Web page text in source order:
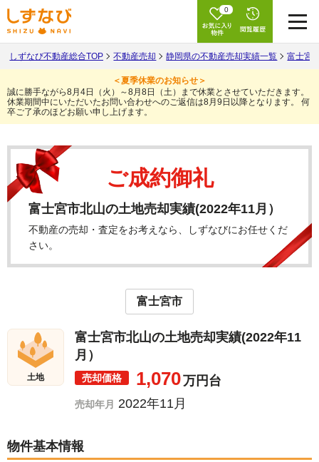
0
しずなび不動産総合TOP 不動産売却 静岡県の不動産売却実績一覧 富士宮
＜夏季休業のお知らせ＞
誠に勝手ながら8月4日（火）～8月8日（土）まで休業とさせていただきます。
休業期間中にいただいたお問い合わせへのご返信は8月9日以降となります。
何
卒ご了承のほどお願い申し上げます。
ご成約御礼
富士宮市北山の土地売却実績(2022年11月）
不動産の売却・査定をお考えなら、しずなびにお任せくだ
さい。
富士宮市
土地
富士宮市北山の土地売却実績(2022年11
月）
売却価格 1,070万円台
売却年月 2022年11月
物件基本情報